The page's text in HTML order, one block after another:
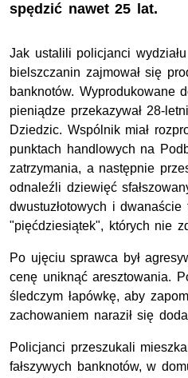
spędzić nawet 25 lat.
Jak ustalili policjanci
bielszczanin zajmował się
banknotów. Wyprodukowane
pieniądze przekazywał 28-
Dziedzic. Wspólnik miał
punktach handlowych na
zatrzymania, a następnie
odnaleźli dziewięć
dwustuzłotowych i dwanaście
"pięćdziesiątek", których nie
Po ujęciu sprawca był
cenę uniknąć aresztowania.
śledczym łapówkę, aby
zachowaniem naraził się
Policjanci przeszukali
fałszywych banknotów, w